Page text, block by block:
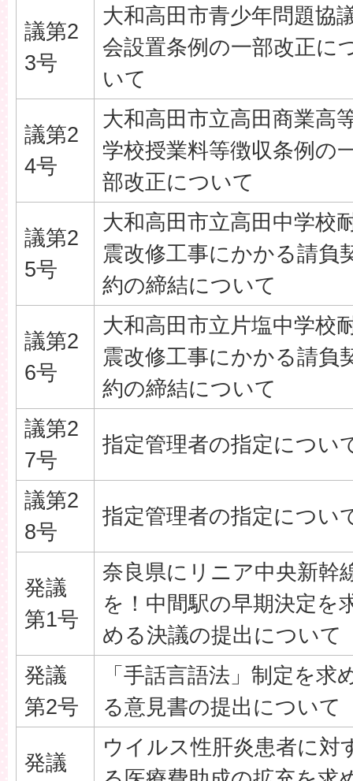
議第2
3号
大和高田市青少年問題協
会設置条例の一部改正に
いて
議第2
4号
大和高田市立高田商業高
学校授業料等徴収条例の
部改正について
議第2
5号
大和高田市立高田中学校
震改修工事にかかる請負
約の締結について
議第2
6号
大和高田市立片塩中学校
震改修工事にかかる請負
約の締結について
議第2
7号
指定管理者の指定につい
議第2
8号
指定管理者の指定につい
発議
第1号
奈良県にリニア中央新幹
を！中間駅の早期決定を
める決議の提出について
発議
第2号
「手話言語法」制定を求
る意見書の提出について
発議
ウイルス性肝炎患者に対